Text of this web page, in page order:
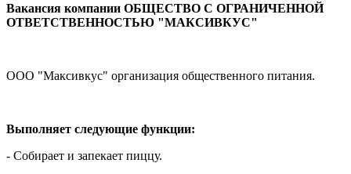
Вакансия компании ОБЩЕСТВО С ОГРАНИЧЕННОЙ
ОТВЕТСТВЕННОСТЬЮ "МАКСИВКУС"
ООО "Максивкус" организация общественного питания.
Выполняет следующие функции:
- Собирает и запекает пиццу.